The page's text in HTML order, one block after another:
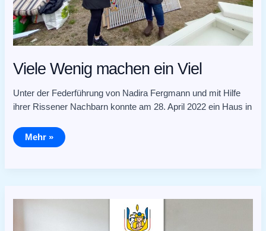
Viele Wenig machen ein Viel
Unter der Federführung von Nadira Fergmann und mit Hilfe
ihrer Rissener Nachbarn konnte am 28. April 2022 ein Haus in
Mehr »
100